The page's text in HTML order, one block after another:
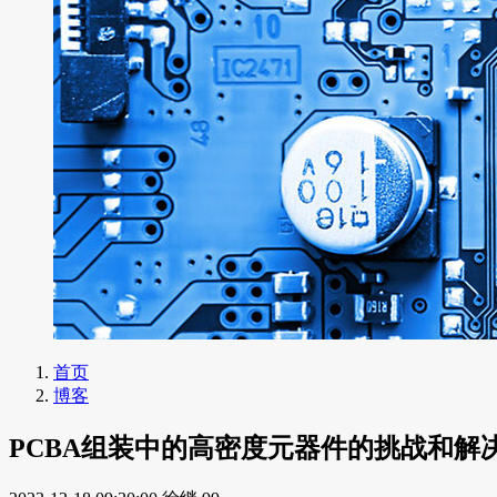
首页
博客
PCBA组装中的高密度元器件的挑战和解